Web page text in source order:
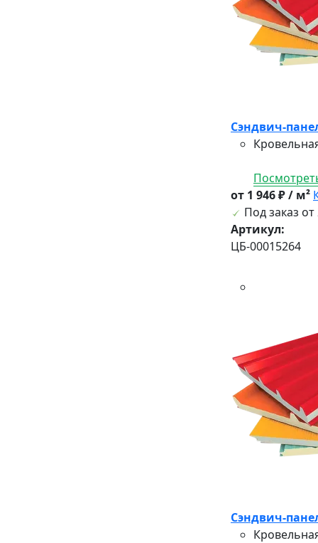
Сэндвич-
от 1 946 ₽ / м²
Под заказ от
Артикул:
ЦБ-00015264
Сэндвич-